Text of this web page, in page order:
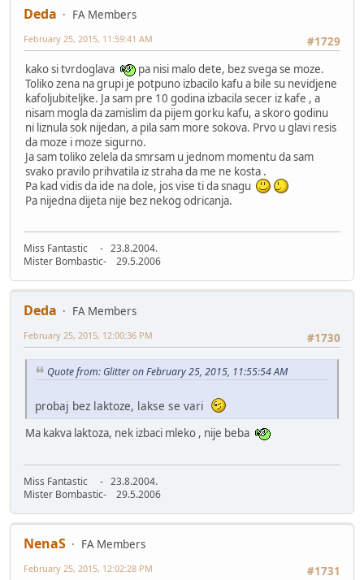
Deda
FA Members
#1729
February 25, 2015, 11:59:41 AM
kako si tvrdoglava
pa nisi malo dete, bez svega se moze.
Toliko zena na grupi je potpuno izbacilo kafu a bile su nevidjene
kafoljubiteljke. Ja sam pre 10 godina izbacila secer iz kafe , a
nisam mogla da zamislim da pijem gorku kafu, a skoro godinu
ni liznula sok nijedan, a pila sam more sokova. Prvo u glavi resis
da moze i moze sigurno.
Ja sam toliko zelela da smrsam u jednom momentu da sam
svako pravilo prihvatila iz straha da me ne kosta .
Pa kad vidis da ide na dole, jos vise ti da snagu
Pa nijedna dijeta nije bez nekog odricanja.
Miss Fantastic - 23.8.2004.
Mister Bombastic- 29.5.2006
Deda
FA Members
#1730
February 25, 2015, 12:00:36 PM
Quote from: Glitter on February 25, 2015, 11:55:54 AM
probaj bez laktoze, lakse se vari
Ma kakva laktoza, nek izbaci mleko , nije beba
Miss Fantastic - 23.8.2004.
Mister Bombastic- 29.5.2006
NenaS
FA Members
#1731
February 25, 2015, 12:02:28 PM